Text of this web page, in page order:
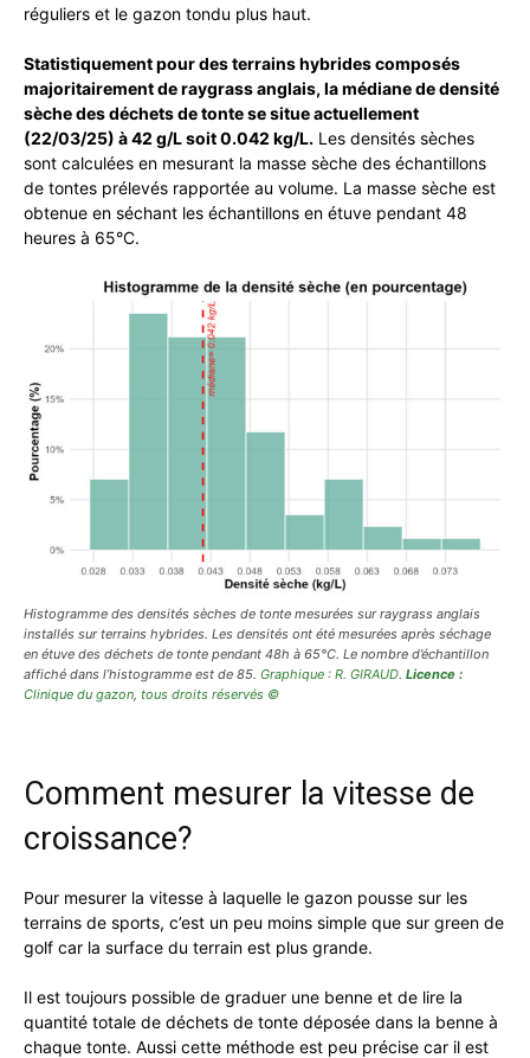
réguliers et le gazon tondu plus haut.
Statistiquement pour des terrains hybrides composés
majoritairement de raygrass anglais, la médiane de densité
sèche des déchets de tonte se situe actuellement
(22/03/25) à 42 g/L soit 0.042 kg/L. Les densités sèches
sont calculées en mesurant la masse sèche des échantillons
de tontes prélevés rapportée au volume. La masse sèche est
obtenue en séchant les échantillons en étuve pendant 48
heures à 65°C.
Histogramme des densités sèches de tonte mesurées sur raygrass anglais
installés sur terrains hybrides. Les densités ont été mesurées après séchage
en étuve des déchets de tonte pendant 48h à 65°C. Le nombre d’échantillon
affiché dans l’histogramme est de 85. Graphique : R. GIRAUD. Licence :
Clinique du gazon, tous droits réservés ©
Comment mesurer la vitesse de
croissance?
Pour mesurer la vitesse à laquelle le gazon pousse sur les
terrains de sports, c’est un peu moins simple que sur green de
golf car la surface du terrain est plus grande.
Il est toujours possible de graduer une benne et de lire la
quantité totale de déchets de tonte déposée dans la benne à
chaque tonte. Aussi cette méthode est peu précise car il est